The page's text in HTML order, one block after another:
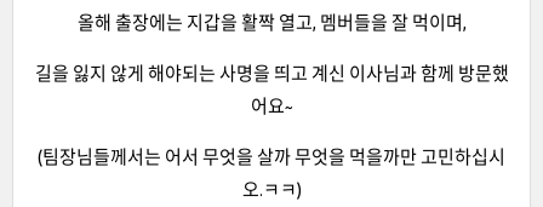
올해 출장에는 지갑을 활짝 열고, 멤버들을 잘 먹이며,
길을 잃지 않게 해야되는 사명을 띄고 계신 이사님과 함께 방문했
어요~
(팀장님들께서는 어서 무엇을 살까 무엇을 먹을까만 고민하십시
오.ㅋㅋ)